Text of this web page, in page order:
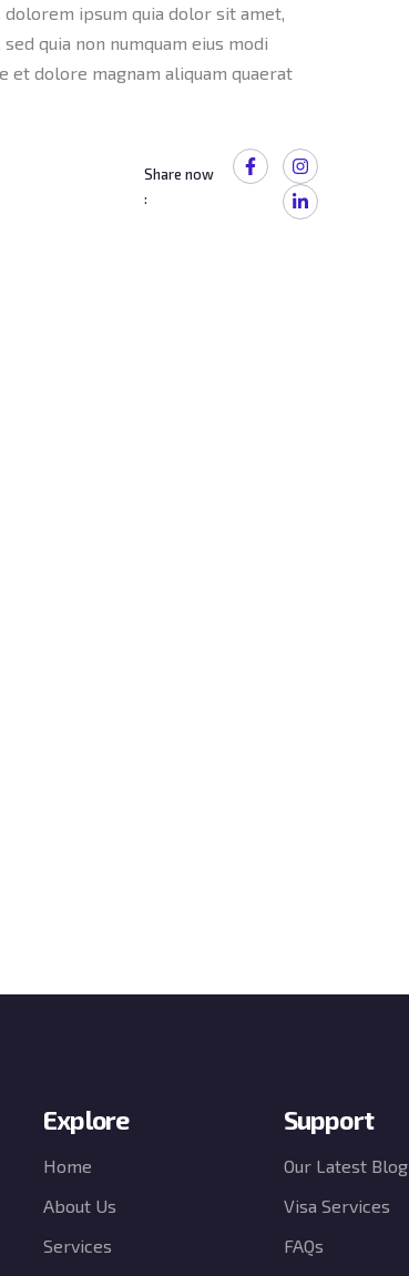
ipsum quia dolor sit amet,
quia non numquam eius modi
et dolore magnam aliquam quaerat
Share now
:
F
a
I
n
s
t
L
i
n
k
Explore
Home
About Us
Services
Support
Our Latest Blog
Visa Services
FAQs